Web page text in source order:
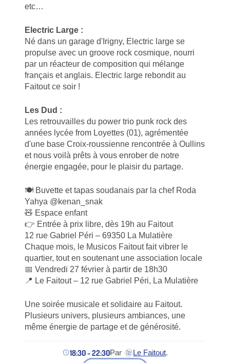
etc…
Electric Large :
Né dans un garage d'Irigny, Electric large se
propulse avec un groove rock cosmique, nourri
par un réacteur de composition qui mélange
français et anglais. Electric large rebondit au
Faitout ce soir !
Les Dud :
Les retrouvailles du power trio punk rock des
années lycée from Loyettes (01), agrémentée
d'une base Croix-roussienne rencontrée à Oullins
et nous voilà prêts à vous enrober de notre
énergie engagée, pour le plaisir du partage.
🍽️ Buvette et tapas soudanais par la chef Roda
Yahya @kenan_snak
🧸 Espace enfant
👉 Entrée à prix libre, dès 19h au Faitout
12 rue Gabriel Péri – 69350 La Mulatière
Chaque mois, le Musicos Faitout fait vibrer le
quartier, tout en soutenant une association locale
📅 Vendredi 27 février à partir de 18h30
📍 Le Faitout – 12 rue Gabriel Péri, La Mulatière
Une soirée musicale et solidaire au Faitout.
Plusieurs univers, plusieurs ambiances, une
même énergie de partage et de générosité.
18:30 - 22:30Par Le Faitout
(nouvel onglet)
.